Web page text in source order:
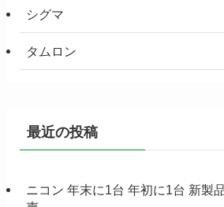
シグマ
タムロン
最近の投稿
ニコン 年末に1台 年初に1台 新製